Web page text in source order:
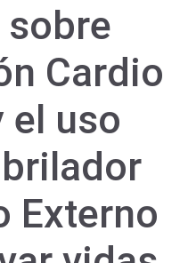
Cardio
el uso
Externo